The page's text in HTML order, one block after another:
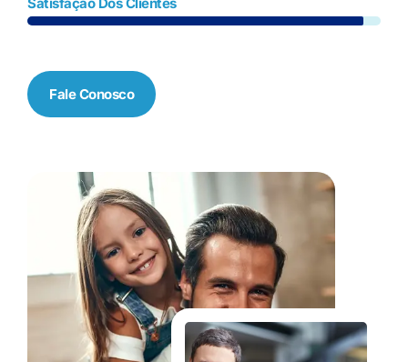
Satisfação Dos Clientes
Fale Conosco